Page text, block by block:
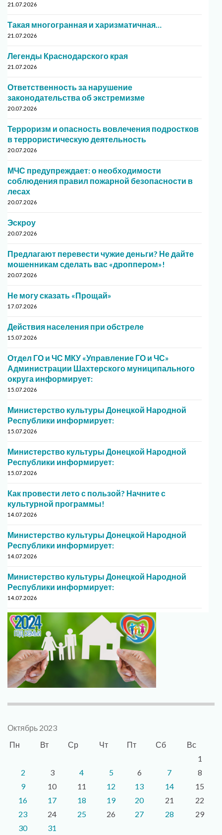
21.07.2026
Такая многогранная и харизматичная…
21.07.2026
Легенды Краснодарского края
21.07.2026
Ответственность за нарушение
законодательства об экстремизме
20.07.2026
Терроризм и опасность вовлечения подростков
в террористическую деятельность
20.07.2026
МЧС предупреждает: о необходимости
соблюдения правил пожарной безопасности в
лесах
20.07.2026
Эскроу
20.07.2026
Предлагают перевести чужие деньги? Не дайте
мошенникам сделать вас «дроппером»!
20.07.2026
Не могу сказать «Прощай»
17.07.2026
Действия населения при обстреле
15.07.2026
Отдел ГО и ЧС МКУ «Управление ГО и ЧС»
Администрации Шахтерского муниципального
округа информирует:
15.07.2026
Министерство культуры Донецкой Народной
Республики информирует:
15.07.2026
Министерство культуры Донецкой Народной
Республики информирует:
15.07.2026
Как провести лето с пользой? Начните с
культурной программы!
14.07.2026
Министерство культуры Донецкой Народной
Республики информирует:
14.07.2026
Министерство культуры Донецкой Народной
Республики информирует:
14.07.2026
Октябрь 2023
Пн
Вт Ср Чт Пт Сб
Вс
1
2
3 4 5 6 7
8
9
10 11 12 13 14
15
16
17 18 19 20 21
22
23
24 25 26 27 28
29
30
31